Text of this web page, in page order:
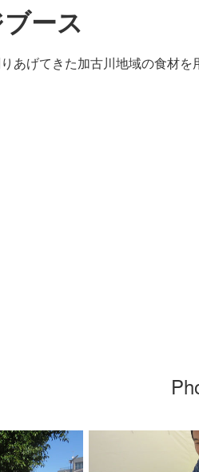
ース
あげてきた加古川地域の食材